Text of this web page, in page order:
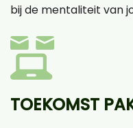
bij de mentaliteit van
TOEKOMST